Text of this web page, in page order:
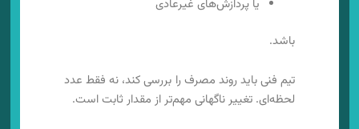
یا پردازش‌های غیرعادی
باشد.
تیم فنی باید روند مصرف را بررسی کند، نه فقط عدد
لحظه‌ای. تغییر ناگهانی مهم‌تر از مقدار ثابت است.